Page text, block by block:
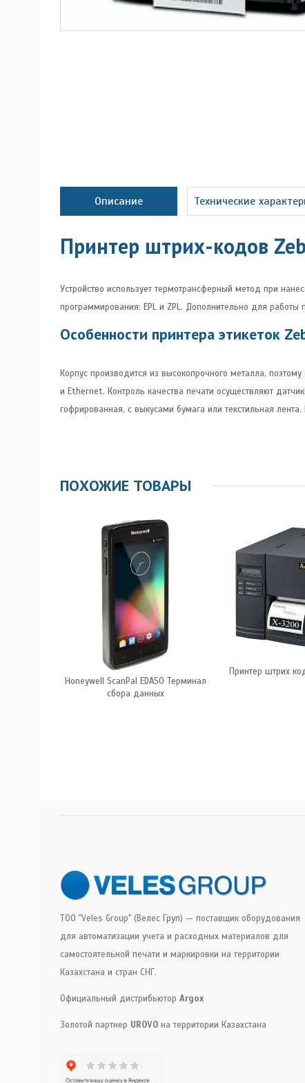
Описание Технические
Принтер штрих-кодов
Устройство использует термотрансферный метод при
программирования: EPL и ZPL. Дополнительно для
Особенности принтера этикеток
Корпус производится из высокопрочного металла,
и Ethernet. Контроль качества печати осуществляют
гофрированная, с выкусами бумага или текстильная
ПОХОЖИЕ ТОВАРЫ
Honeywell ScanPal EDA50 Терминал
сбора данных
Принтер штрих
ТОО "Veles Group" (Велес Груп) — поставщик оборудования
для автоматизации учета и расходных материалов для
самостоятельной печати и маркировки на территории
Казахстана и стран СНГ.
Официальный дистрибьютор Argox
Золотой партнер UROVO на территории Казахстана